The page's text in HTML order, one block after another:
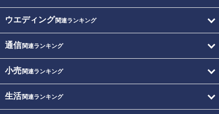
ウエディング関連ランキング
通信関連ランキング
小売関連ランキング
生活関連ランキング